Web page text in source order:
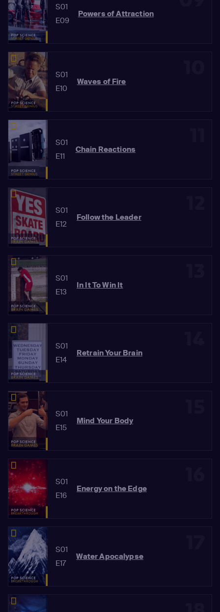
S01
E09
Powers of Attraction
S01
E10
Waves of Fire
S01
E11
Chain Reactions
S01
E12
Follow the Leader
S01
E13
In It To Win It
S01
E14
Retrain Your Brain
S01
E15
Mind Your Body
S01
E16
Energy on the Edge
S01
E17
Water Apocalypse